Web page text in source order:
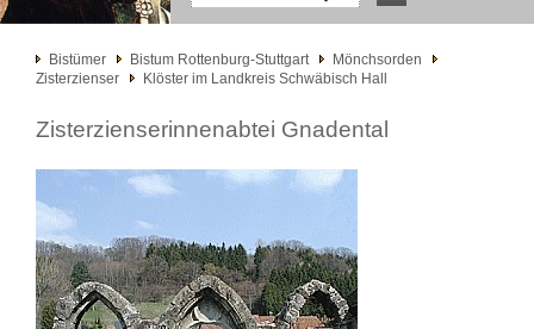
Bistümer Bistum Rottenburg-Stuttgart
Mönchsorden
Zisterzienser
Klöster im Landkreis Schwäbisch Hall
Zisterzienserinnenabtei Gnadental